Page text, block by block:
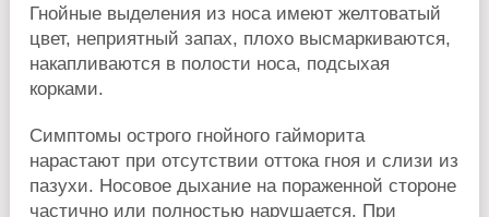
Гнойные выделения из носа имеют желтоватый
цвет, неприятный запах, плохо высмаркиваются,
накапливаются в полости носа, подсыхая
корками.
Симптомы острого гнойного гайморита
нарастают при отсутствии оттока гноя и слизи из
пазухи. Носовое дыхание на пораженной стороне
частично или полностью нарушается. При